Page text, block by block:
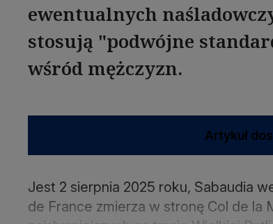
ewentualnych
stosują "podwójne
wśród mężczyzn.
Artykuł
Jest 2 sierpnia 2025 roku, Sabaudia
de France zmierza w stronę Col de la